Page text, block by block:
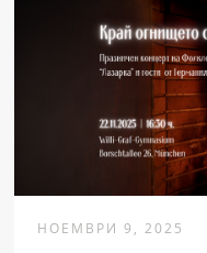
НОЕМВРИ 9, 2025